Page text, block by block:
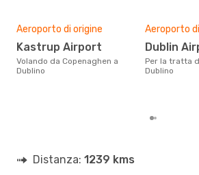
Aeroporto di origine
Kastrup Airport
Volando da Copenaghen a
Dublino
Aeroporto
Dublin
Per la tratta da Copenaghen a
Dublino
Distanza: 1239 kms